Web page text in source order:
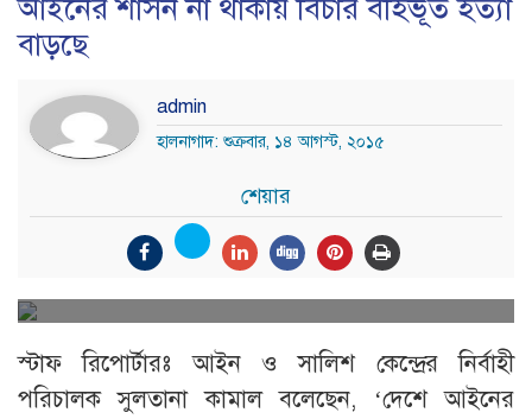
আইনের শাসন না থাকায় বিচার বহির্ভূত হত্যা
বাড়ছে
admin
হালনাগাদ: শুক্রবার, ১৪ আগস্ট, ২০১৫
শেয়ার
স্টাফ রিপোর্টারঃ আইন ও সালিশ কেন্দ্রের নির্বাহী
পরিচালক সুলতানা কামাল বলেছেন, ‘দেশে আইনের